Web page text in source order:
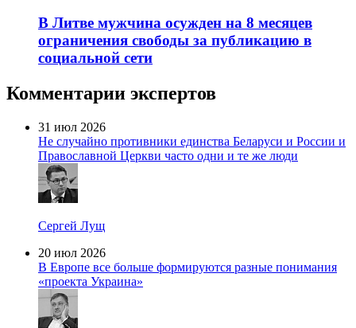
В Литве мужчина осужден на 8 месяцев
ограничения свободы за публикацию в
социальной сети
Комментарии экспертов
31 июл 2026
Не случайно противники единства Беларуси и России и
Православной Церкви часто одни и те же люди
Сергей Лущ
20 июл 2026
В Европе все больше формируются разные понимания
«проекта Украина»